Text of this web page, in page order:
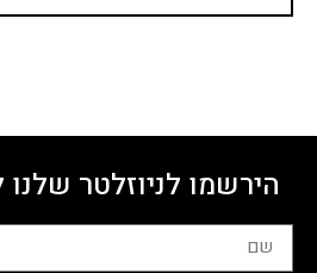
הירשמו לניוזלטר